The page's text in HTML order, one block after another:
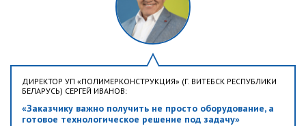
ДИРЕКТОР УП «ПОЛИМЕРКОНСТРУКЦИЯ» (Г. ВИТЕБСК РЕСПУБЛИКИ
БЕЛАРУСЬ) СЕРГЕЙ ИВАНОВ:
«Заказчику важно получить не просто оборудование, а
готовое технологическое решение под задачу»